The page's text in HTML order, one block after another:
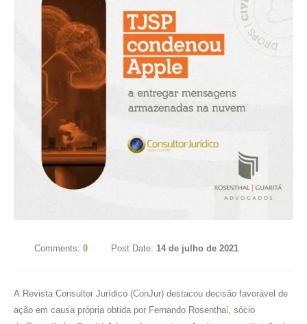
Comments: 0 Post Date: 14 de julho de 2021
A Revista Consultor Jurídico (ConJur) destacou decisão favorável de
ação em causa própria obtida por Fernando Rosentha
, sócio